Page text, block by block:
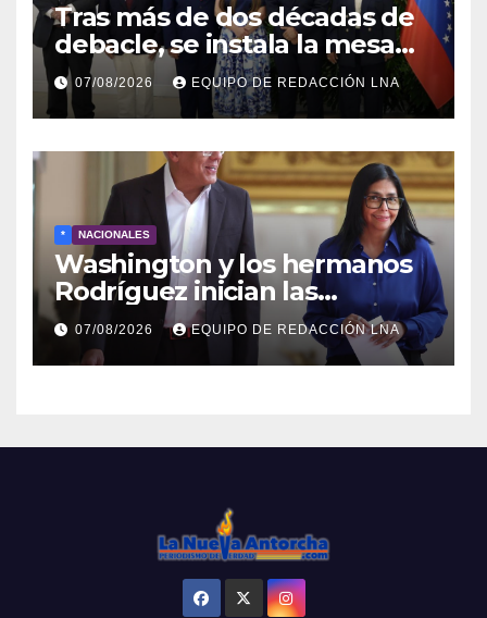
Tras más de dos décadas de
debacle, se instala la mesa
para el capítulo final del
diálogo venezolano
07/08/2026 EQUIPO DE REDACCIÓN LNA
* NACIONALES
Washington y los hermanos
Rodríguez inician las
negociaciones para la
transición venezolana con
Machado al margen
07/08/2026 EQUIPO DE REDACCIÓN LNA